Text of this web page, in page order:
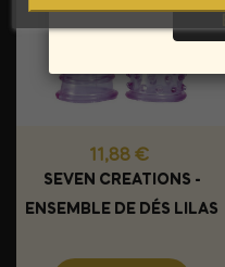
Prix
11,88 €
SEVEN CREATIONS -
ENSEMBLE DE DÉS LILAS